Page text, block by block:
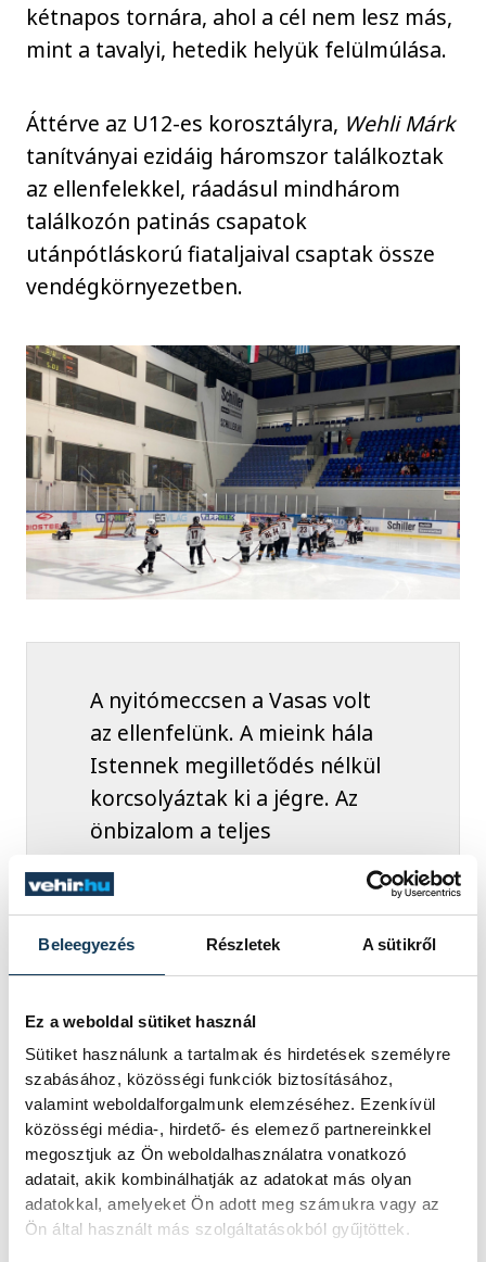
Beleegyezés Részletek A sütikről
Ez a weboldal sütiket használ
Sütiket használunk a tartalmak és hirdetések személyre
szabásához, közösségi funkciók biztosításához,
valamint weboldalforgalmunk elemzéséhez. Ezenkívül
közösségi média-, hirdető- és elemező partnereinkkel
megosztjuk az Ön weboldalhasználatra vonatkozó
adatait, akik kombinálhatják az adatokat más olyan
adatokkal, amelyeket Ön adott meg számukra vagy az
Ön által használt más szolgáltatásokból gyűjtöttek.
kétnapos tornára, ahol a cél nem lesz más,
mint a tavalyi, hetedik helyük felülmúlása.
Áttérve az U12-es korosztályra, Wehli Márk
tanítványai ezidáig háromszor találkoztak
az ellenfelekkel, ráadásul mindhárom
találkozón patinás csapatok
utánpótláskorú fiataljaival csaptak össze
vendégkörnyezetben.
A nyitómeccsen a Vasas volt
az ellenfelünk. A mieink hála
Istennek megilletődés nélkül
korcsolyáztak ki a jégre. Az
önbizalom a teljes
mérkőzésen kitartott, mi
diktáltuk a tempót és mi
támadásokat. Az eredmény
továbbra sem rögzíthető, de
ha a Vasas az utolsó nagy
hajrában nem tudta volna
gólra váltani az igyekezetét,
akkor a mi kettő találatunkra
csak egy piros-kék jutott
volna. Így azonban egállal